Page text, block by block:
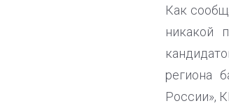
Как
никакой
региона
России»,